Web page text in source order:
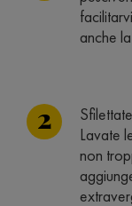
anche
Lavate
non